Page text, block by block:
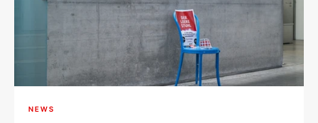
NEWS